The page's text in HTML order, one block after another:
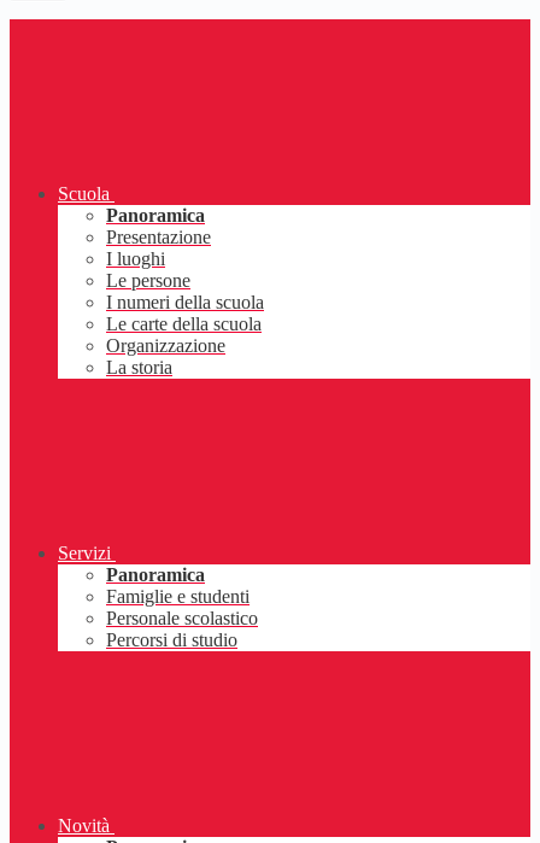
Scuola
Panoramica
Presentazione
I luoghi
Le persone
I numeri della scuola
Le carte della scuola
Organizzazione
La storia
Servizi
Panoramica
Famiglie e studenti
Personale scolastico
Percorsi di studio
Novità